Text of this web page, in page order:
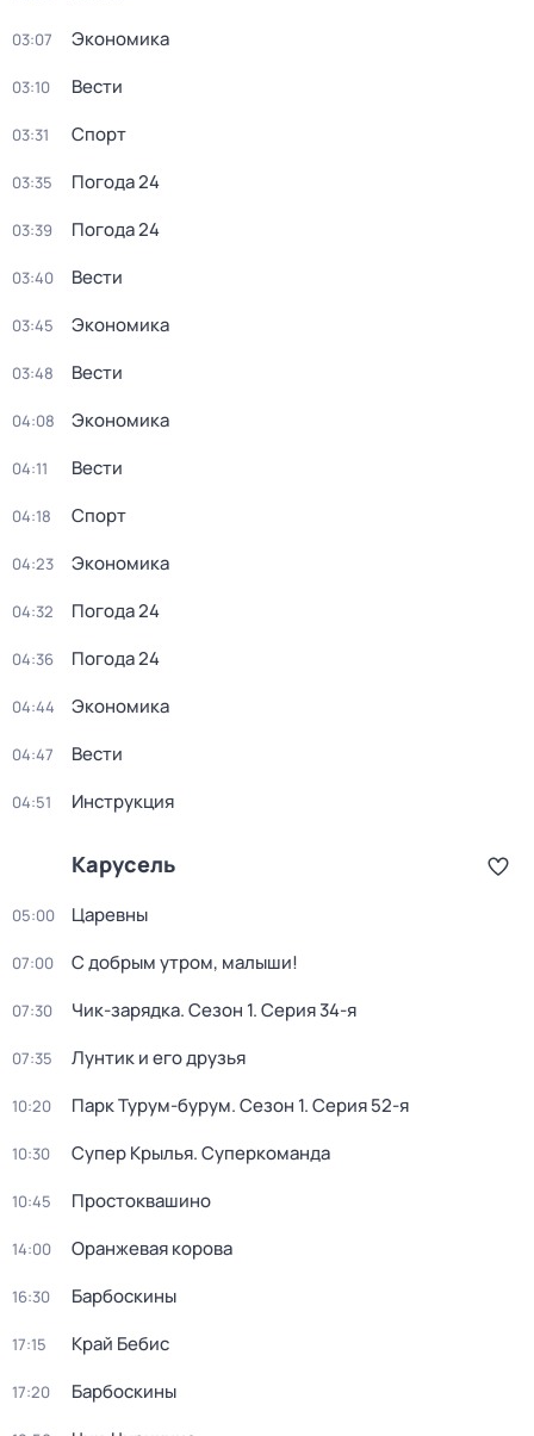
03:07 Экономика
03:10 Вести
03:31 Спорт
03:35 Погода 24
03:39 Погода 24
03:40 Вести
03:45 Экономика
03:48 Вести
04:08 Экономика
04:11 Вести
04:18 Спорт
04:23 Экономика
04:32 Погода 24
04:36 Погода 24
04:44 Экономика
04:47 Вести
04:51 Инструкция
Карусель
05:00 Царевны
07:00 С добрым утром, малыши!
07:30 Чик-зарядка. Сезон 1. Серия 34-я
07:35 Лунтик и его друзья
10:20 Парк Турум-бурум. Сезон 1. Серия 52-я
10:30 Супер Крылья. Суперкоманда
10:45 Простоквашино
14:00 Оранжевая корова
16:30 Барбоскины
17:15 Край Бебис
17:20 Барбоскины